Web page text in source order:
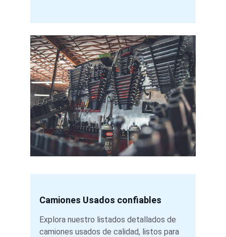
Camiones Usados confiables
Explora nuestro listados detallados de
camiones usados de calidad, listos para